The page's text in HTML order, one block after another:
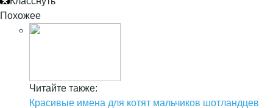
Похожее
Читайте также:
Красивые имена для котят мальчиков шотландцев